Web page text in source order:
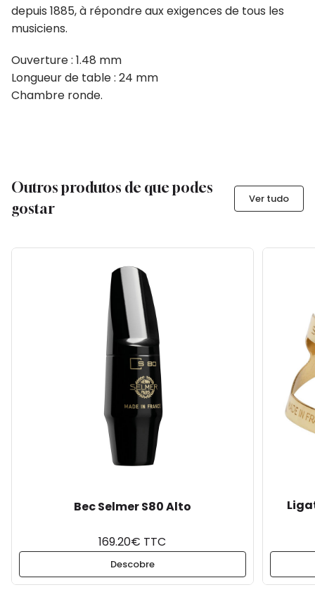
depuis 1885, à répondre aux exigences de tous les
musiciens.
Ouverture : 1.48 mm
Longueur de table : 24 mm
Chambre ronde.
Outros produtos de que podes
gostar
Ver tudo
Bec Selmer S80 Alto
169.20€ TTC
Descobre